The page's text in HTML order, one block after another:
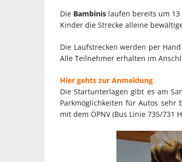
Die Bambinis laufen bereits um
Kinder die Strecke alleine
Die Laufstrecken werden per
Alle Teilnehmer erhalten im
Hier gehts zur Anmeldung
Die Startunterlagen gibt es am
Parkmöglichkeiten für Autos
mit dem ÖPNV (Bus Linie 735/731